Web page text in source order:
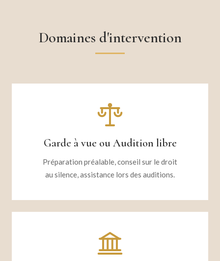
Domaines d'intervention
Garde à vue ou Audition libre
Préparation préalable, conseil sur le droit
au silence, assistance lors des auditions.